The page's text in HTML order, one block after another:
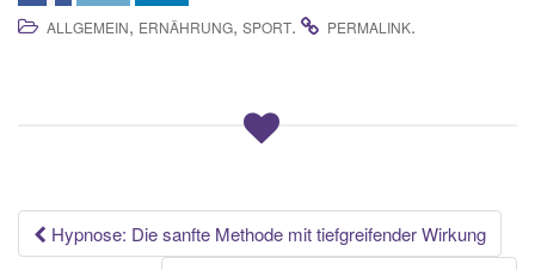
ALLGEMEIN, ERNÄHRUNG, SPORT. PERMALINK.
Beitrags-
Hypnose: Die sanfte Methode mit tiefgreifender Wirkung